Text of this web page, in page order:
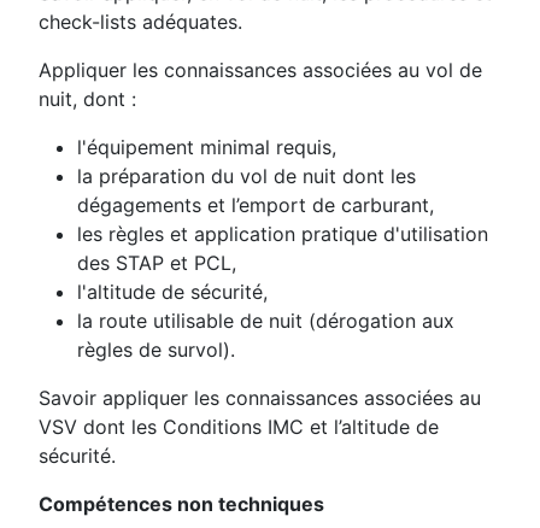
check-lists adéquates.
Appliquer les connaissances associées au vol de
nuit, dont :
l'équipement minimal requis,
la préparation du vol de nuit dont les
dégagements et l’emport de carburant,
les règles et application pratique d'utilisation
des STAP et PCL,
l'altitude de sécurité,
la route utilisable de nuit (dérogation aux
règles de survol).
Savoir appliquer les connaissances associées au
VSV dont les Conditions IMC et l’altitude de
sécurité.
Compétences non techniques